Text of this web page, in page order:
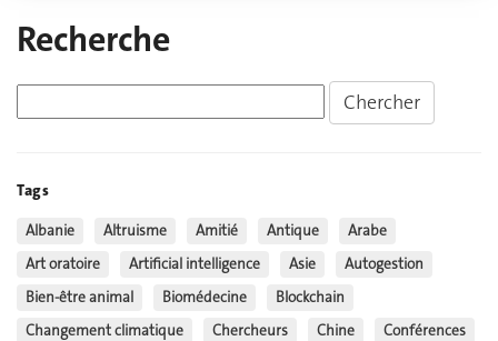
Recherche
Tags
Albanie Altruisme Amitié Antique
Arabe
Art oratoire
Artificial intelligence Asie
Autogestion
Bien-être animal
Biomédecine
Blockchain
Changement climatique
Chercheurs Chine
Conférences